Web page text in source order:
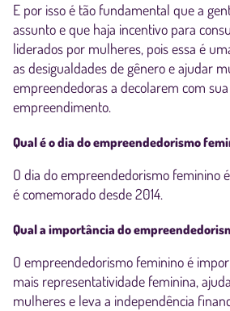
E por isso é tão fundamental que a
assunto e que haja incentivo para
liderados por mulheres, pois essa é
as desigualdades de gênero e ajudar
empreendedoras a decolarem com
empreendimento.
Qual é o dia do empreendedorismo
O dia do empreendedorismo feminino
é comemorado desde 2014.
Qual a importância do
O empreendedorismo feminino é
mais representatividade feminina,
mulheres e leva a independência